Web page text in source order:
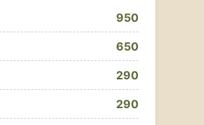
950
650
290
290